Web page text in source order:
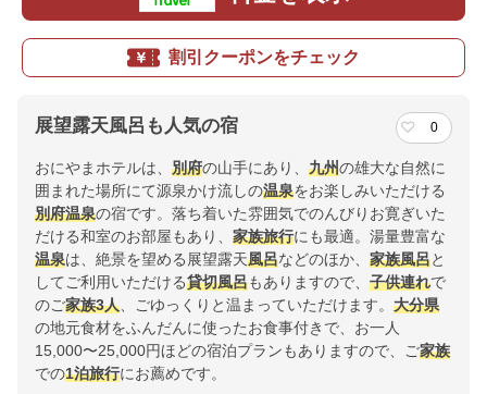
割引クーポンをチェック
展望露天風呂も人気の宿 0
おにやまホテルは、 別府の山手にあり、 九州の雄大な自然に
囲まれた場所にて源泉かけ流しの温泉をお楽しみいただける
別府温泉の宿です。落ち着いた雰囲気でのんびりお寛ぎいた
だける和室のお部屋もあり、 家族旅行にも最適。湯量豊富な
温泉は、絶景を望める展望露天風呂などのほか、 家族風呂と
してご利用いただける貸切風呂もありますので、 子供連れで
のご家族3人 、ごゆっくりと温まっていただけます。 大分県
の地元食材をふんだんに使ったお食事付きで、お一人
15,000〜25,000円ほどの宿泊プランもありますので、ご家族
での1泊旅行にお薦めです。